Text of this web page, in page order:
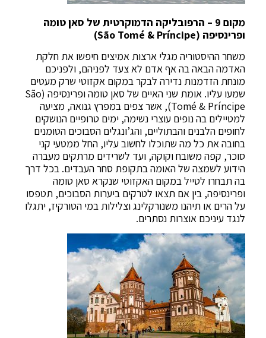
מקום 9 – הרפובליקה הדמוקרטית של סאן טומה
ופרינסיפה (São Tomé & Príncipe)
משחר ההיסטוריה מגלי ארצות אמיצים חיפשו את חלקת
האדמה הבאה בה אף אדם לא צעד לפניהם, ולפניכם
מונחת הזדמנות נדירה לבקר במקום אקזוטי שרק מעטים
שמעו עליו. אומת שני האיים של סאן טומה ופרינסיפה (São
Tomé & Príncipe), אשר צפים במפרץ גנואה, מציעה
למטיילים בה נופים עוצרי נשימה, ימים טרופיים הנושקים
לחופים הלבנים והבתוליים, והג’ונגלים הסבוכים הטומנים
בחובה את כל מה שתוכלו לחשוב עליו, החל ממטעי קני
סוכר, קפה משובח וקוקה, ועד לשרידים מרתקים מעברה
הידוע לשמצה של האומה בתקופת סחר העבדים. בכל דרך
בה תבחרו לטייל במקום האקזוטי שנקרא סאן טומה
ופרינסיפה, בין אם תצאו לטרקים ביערות הסבוכים, תטפסו
על הרים או תיהנו משנורקלינג וצלילות במי הטורקיז, יתגלו
לנגד עיניכם אוצרות נסתרים.